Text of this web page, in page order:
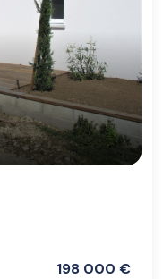
198 000 €